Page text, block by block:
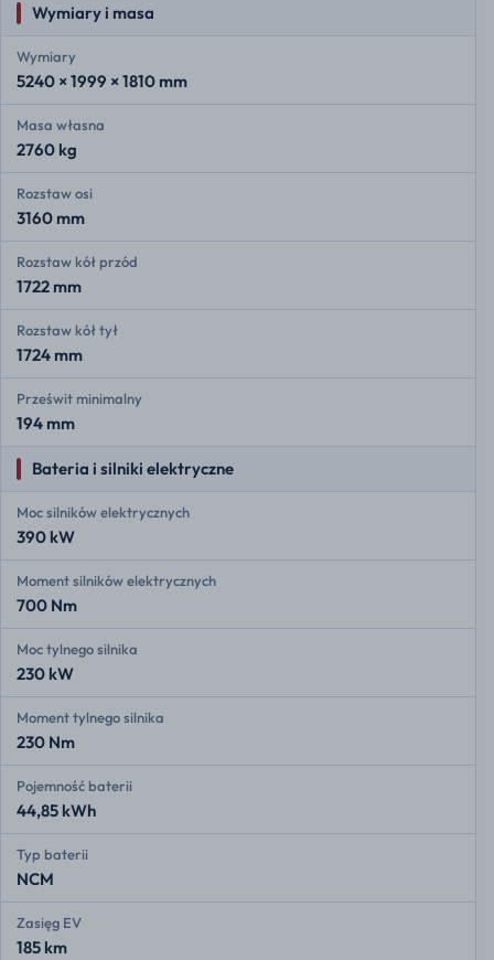
Wymiary i masa
Wymiary
5240 × 1999 × 1810 mm
Masa własna
2760 kg
Rozstaw osi
3160 mm
Rozstaw kół przód
1722 mm
Rozstaw kół tył
1724 mm
Prześwit minimalny
194 mm
Bateria i silniki elektryczne
Moc silników elektrycznych
390 kW
Moment silników elektrycznych
700 Nm
Moc tylnego silnika
230 kW
Moment tylnego silnika
230 Nm
Pojemność baterii
44,85 kWh
Typ baterii
NCM
Zasięg EV
185 km